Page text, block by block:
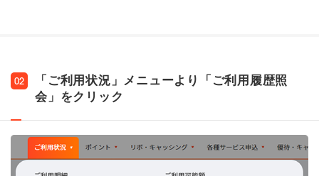
02
「ご利用状況」メニューより「ご利用履歴照
会」をクリック